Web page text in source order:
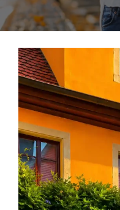
Herramientas
Credenciales
Usuario de Vivienda
Plataforma CASA